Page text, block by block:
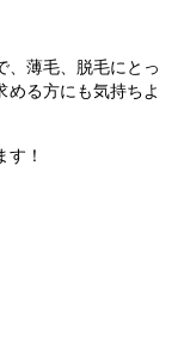
、薄毛、脱毛にとっ
る方にも気持ちよ
！